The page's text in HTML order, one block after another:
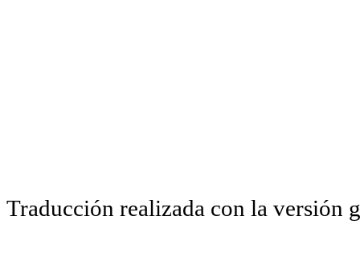
Traducción realizada con la versión